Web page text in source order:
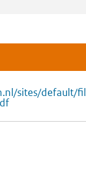
sites/default/